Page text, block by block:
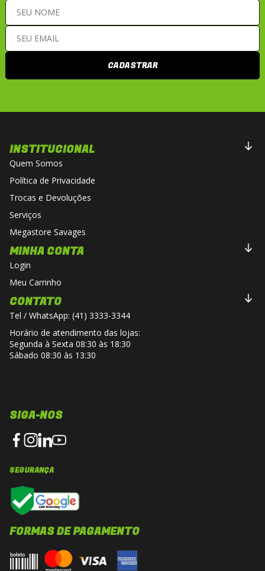
CADASTRAR
INSTITUCIONAL
Quem Somos
Política de Privacidade
Trocas e Devoluções
Serviços
Megastore Savages
MINHA CONTA
Login
Meu Carrinho
CONTATO
Tel / WhatsApp: (41) 3333-3344
Horário de atendimento das lojas:
Segunda à Sexta 08:30 às 18:30
Sábado 08:30 às 13:30
SIGA-NOS
SEGURANÇA
FORMAS DE PAGAMENTO